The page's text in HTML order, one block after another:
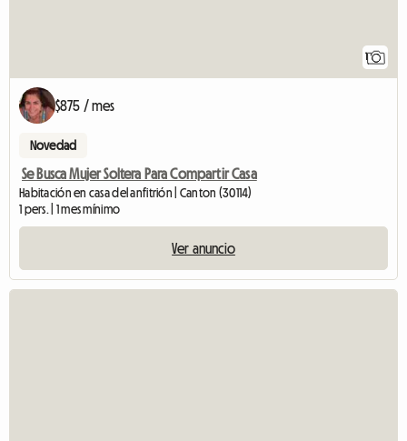
1
$875 / mes
Novedad
Se Busca Mujer Soltera Para Compartir Casa
Habitación en casa del anfitrión | Canton (30114)
1 pers. | 1 mes mínimo
Ver anuncio